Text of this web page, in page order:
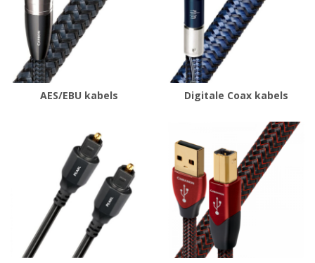
AES/EBU kabels Digitale Coax kabels